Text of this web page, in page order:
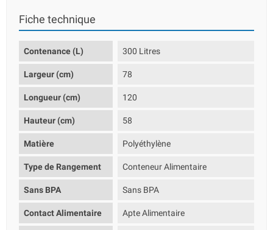
Fiche technique
Contenance (L) 300 Litres
Largeur (cm) 78
Longueur (cm) 120
Hauteur (cm) 58
Matière Polyéthylène
Type de Rangement Conteneur Alimentaire
Sans BPA Sans BPA
Contact Alimentaire Apte Alimentaire